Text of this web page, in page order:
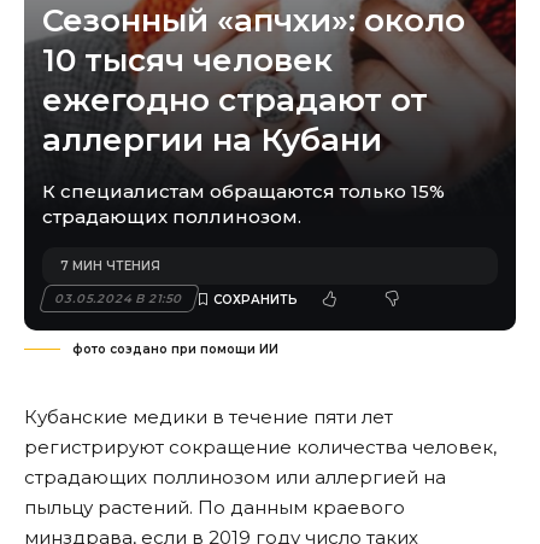
Сезонный «апчхи»: около
10 тысяч человек
ежегодно страдают от
аллергии на Кубани
К специалистам обращаются только 15%
страдающих поллинозом.
03.05.2024 В 21:50
7 МИН ЧТЕНИЯ
фото создано при помощи ИИ
Кубанские медики в течение пяти лет
регистрируют сокращение количества человек,
страдающих поллинозом или аллергией на
пыльцу растений. По данным краевого
минздрава, если в 2019 году число таких